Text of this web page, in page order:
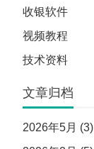
收银软件
视频教程
技术资料
文章归档
2026年5月 (3)